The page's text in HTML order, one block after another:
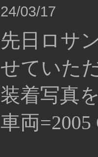
24/03/17
先日ロサ
せていた
装着写真
車両